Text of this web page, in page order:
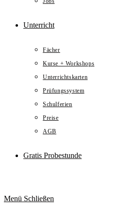
Unterricht
Fächer
Kurse + Workshops
Unterrichtskarten
Prüfungssystem
Schulferien
Preise
AGB
Gratis Probestunde
Menü Schließen